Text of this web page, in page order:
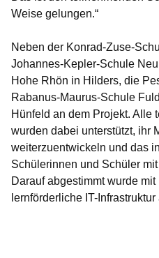
Weise gelungen.“
Neben der Konrad-Zuse-
Johannes-Kepler-Schule
Hohe Rhön in Hilders, die
Rabanus-Maurus-Schule
Hünfeld an dem Projekt. Alle
wurden dabei unterstützt, ihr
weiterzuentwickeln und das
Schülerinnen und Schüler
Darauf abgestimmt wurde
lernförderliche IT-